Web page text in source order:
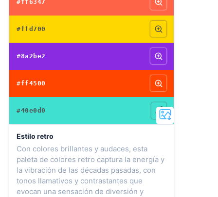
#ff6347
#ffd700
#8a2be2
#ff4500
#40e0d0
Estilo retro
Con colores brillantes y audaces, esta
paleta de colores retro captura la energía y
la vibración de las décadas pasadas, con
tonos llamativos y contrastantes que
evocan una sensación de diversión y